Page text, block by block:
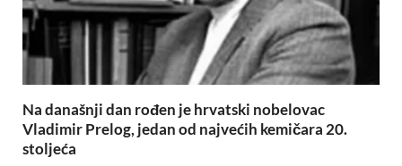
Na današnji dan rođen je hrvatski nobelovac
Vladimir Prelog, jedan od najvećih kemičara 20.
stoljeća